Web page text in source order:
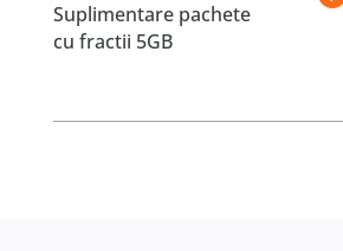
Suplimentare pachete
cu fractii 5GB